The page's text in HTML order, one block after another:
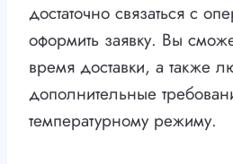
достаточно связаться с
оформить заявку. Вы
время доставки, а также
дополнительные
температурному режиму.